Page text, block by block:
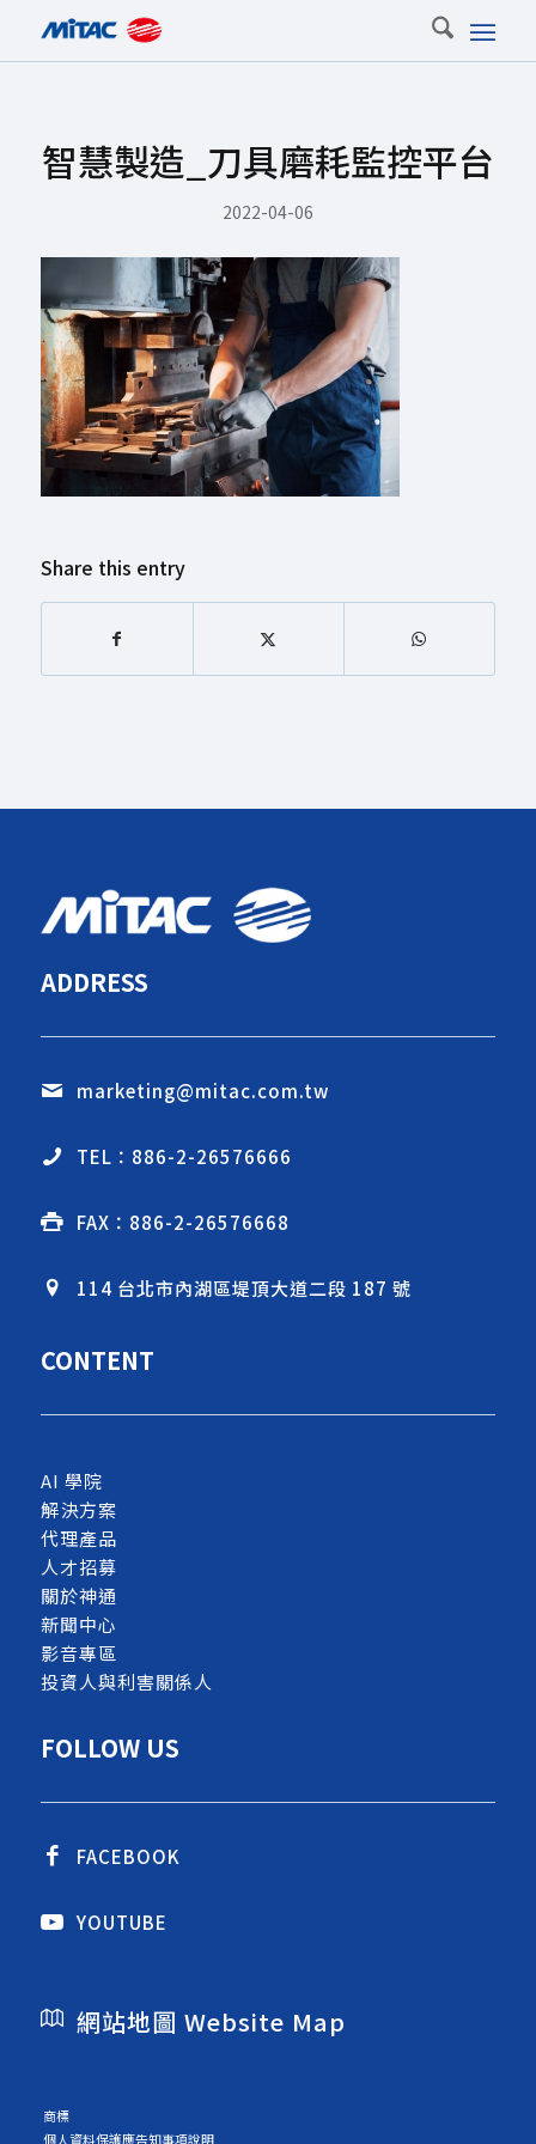
智慧製造_刀具磨耗監控平台
2022-04-06
Share this entry
ADDRESS
marketing@mitac.com.tw
TEL：886-2-26576666
FAX：886-2-26576668
114 台北市內湖區堤頂大道二段 187 號
CONTENT
AI 學院
解決方案
代理產品
人才招募
關於神通
新聞中心
影音專區
投資人與利害關係人
FOLLOW US
FACEBOOK
YOUTUBE
網站地圖 Website Map
商標
個人資料保護應告知事項說明